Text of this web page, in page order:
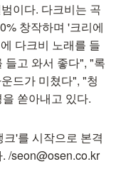
이다. 다크비는 곡
창작하며 '크리에
다크비 노래를 들
들고 와서 좋다", "록
드가 미쳤다", "청
쏟아내고 있다.
'를 시작으로 본격
/seon@osen.co.kr